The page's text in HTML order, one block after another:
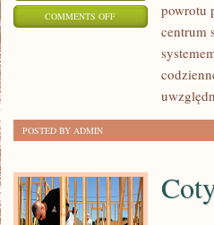
COMMENTS OFFON
INDYWIDUALNE
powrotu
centrum
POSTED BY ADMIN